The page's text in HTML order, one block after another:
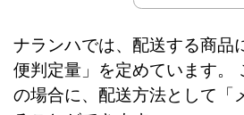
ナランハでは、配送する商品
便判定量」を定めています。
の場合に、配送方法として「